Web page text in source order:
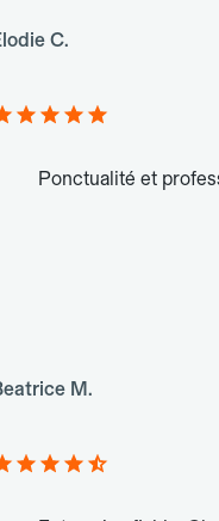
C.
Ponctualité et
M.